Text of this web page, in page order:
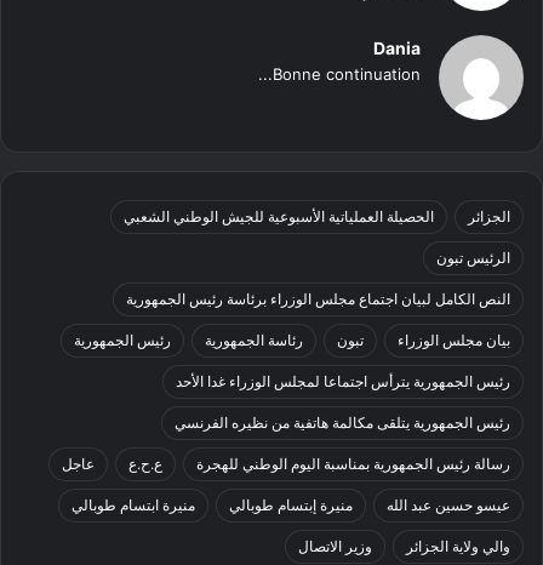
Dania
Bonne continuation...
الجزائر الحصيلة العملياتية الأسبوعية للجيش الوطني الشعبي
الرئيس تبون
النص الكامل لبيان اجتماع مجلس الوزراء برئاسة رئيس الجمهورية
بيان مجلس الوزراء تبون رئاسة الجمهورية رئيس الجمهورية
رئيس الجمهورية يترأس اجتماعا لمجلس الوزراء غدا الأحد
رئيس الجمهورية يتلقى مكالمة هاتفية من نظيره الفرنسي
رسالة رئيس الجمهورية بمناسبة اليوم الوطني للهجرة ع.ح.ع عاجل
عيسو حسين عبد الله منيرة إبتسام طوبالي منيرة ابتسام طوبالي
والي ولاية الجزائر وزير الاتصال